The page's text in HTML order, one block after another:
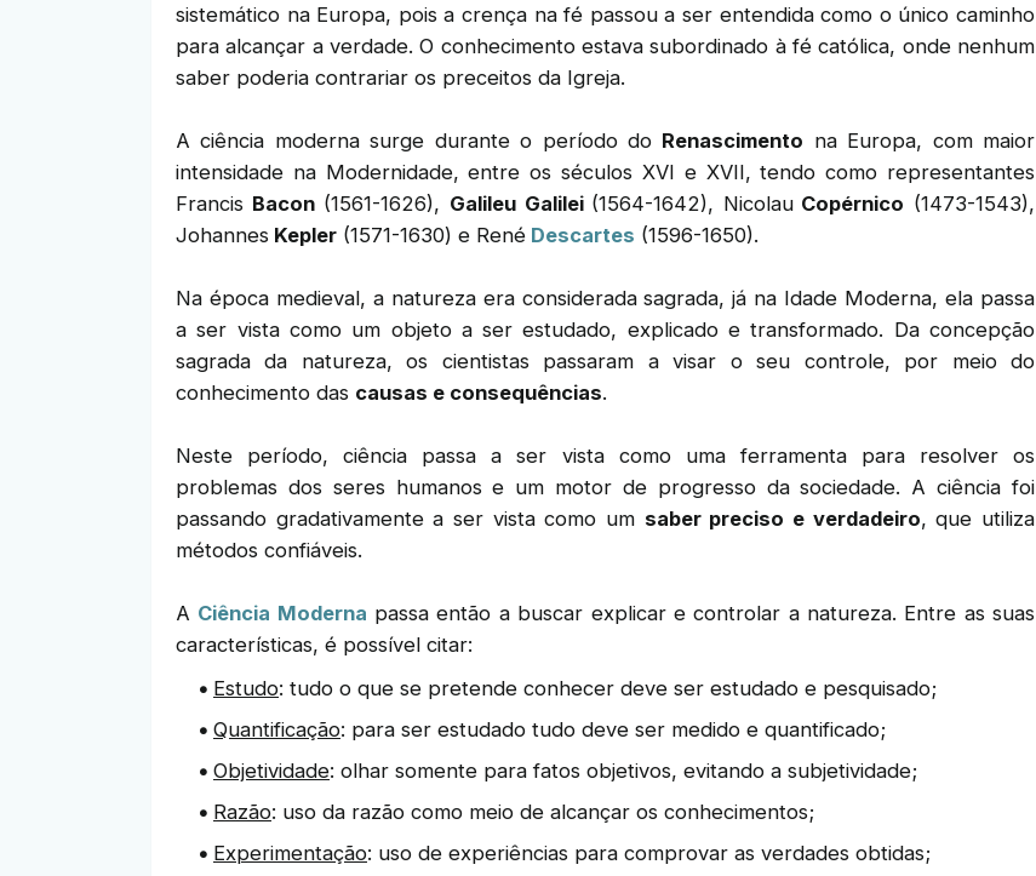
sistemático na Europa, pois a crença na fé passou a ser entendida como o único caminho
para alcançar a verdade. O conhecimento estava subordinado à fé católica, onde nenhum
saber poderia contrariar os preceitos da Igreja.
A ciência moderna surge durante o período do Renascimento na Europa, com maior
intensidade na Modernidade, entre os séculos XVI e XVII, tendo como representantes
Francis Bacon(1561-1626), Galileu Galilei (1564-1642), NicolauCopérnico (1473-1543),
Johannes Kepler (1571-1630) e René Descartes (1596-1650).
Na época medieval, a natureza era considerada sagrada, já na Idade Moderna, ela passa
a ser vista como um objeto a ser estudado, explicado e transformado. Da concepção
sagrada da natureza, os cientistas passaram a visar o seu controle, por meio do
conhecimento das causas e consequências.
Neste período, ciência passa a ser vista como uma ferramenta para resolver os
problemas dos seres humanos e um motor de progresso da sociedade. A ciência foi
passando gradativamente a ser vista como um saber preciso e verdadeiro, que utiliza
métodos confiáveis.
A Ciência Moderna passa então a buscar explicar e controlar a natureza. Entre as suas
características, é possível citar:
Estudo: tudo o que se pretende conhecer deve ser estudado e pesquisado;
Quantificação: para ser estudado tudo deve ser medido e quantificado;
Objetividade: olhar somente para fatos objetivos, evitando a subjetividade;
Razão: uso da razão como meio de alcançar os conhecimentos;
Experimentação: uso de experiências para comprovar as verdades obtidas;